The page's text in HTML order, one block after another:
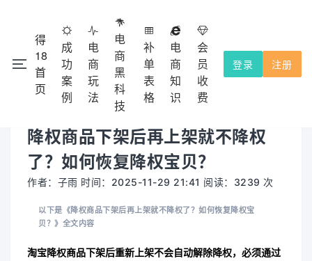
得
18
首
页
成
功
案
例
电
商
玩
法
电
商
黑
科
技
补
单
表
格
电
商
知
识
会
员
收
费
注册
登录
本网站除了免费功能外，都需要收费的，不提供试用！ 注册会
员充值使用，收费点击
会员收费 查看。
降权商品下架后再上架就不降权
了？如何恢复降权宝贝？
作者：子雨 时间：2025-11-29 21:41 阅读：3239 次
以下是《降权商品下架后再上架就不降权了？如何恢复降权宝
贝？》全文内容
淘宝降权商品下架后重新上架不会自动解除降权，必须通过